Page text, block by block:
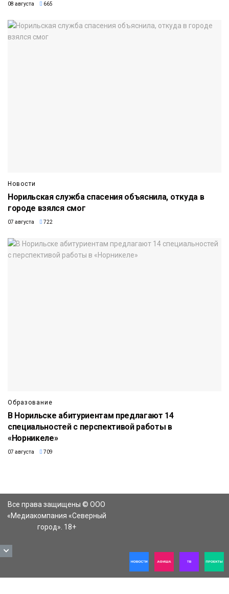
08 августа 665
Новости
Норильская служба спасения объяснила, откуда в
городе взялся смог
07 августа 722
Образование
В Норильске абитуриентам предлагают 14
специальностей с перспективой работы в
«Норникеле»
07 августа 709
Все права защищены © ООО
«Медиакомпания «Северный
город». 18+